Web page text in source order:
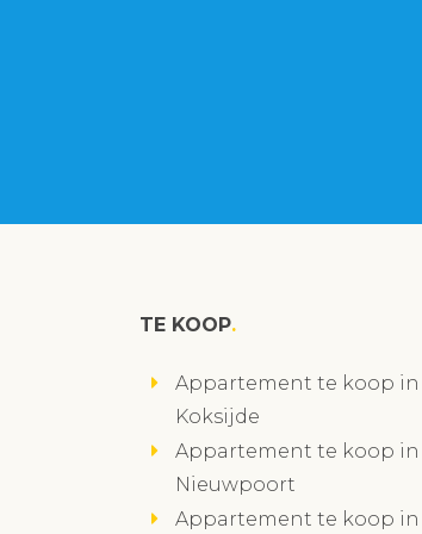
TE KOOP
Appartement te koop in
Koksijde
Appartement te koop in
Nieuwpoort
Appartement te koop in